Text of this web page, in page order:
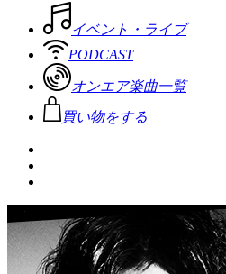
イベント・ライブ
PODCAST
オンエア楽曲一覧
買い物をする